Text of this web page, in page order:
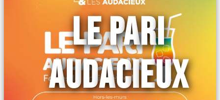
LE PARI
AUDACIEUX